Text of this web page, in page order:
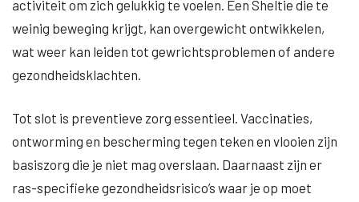
activiteit om zich gelukkig te voelen. Een Sheltie die te
weinig beweging krijgt, kan overgewicht ontwikkelen,
wat weer kan leiden tot gewrichtsproblemen of andere
gezondheidsklachten.
Tot slot is preventieve zorg essentieel. Vaccinaties,
ontworming en bescherming tegen teken en vlooien zijn
basiszorg die je niet mag overslaan. Daarnaast zijn er
ras-specifieke gezondheidsrisico’s waar je op moet